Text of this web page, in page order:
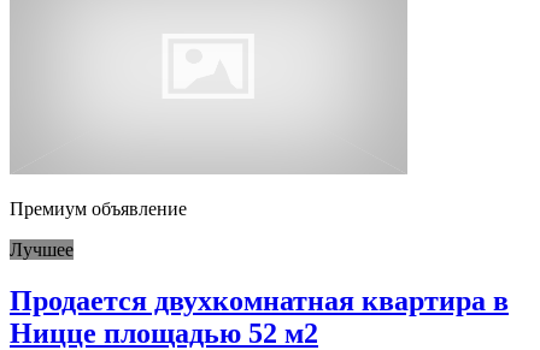
Премиум объявление
Лучшее
Продается двухкомнатная квартира в
Ницце площадью 52 м2